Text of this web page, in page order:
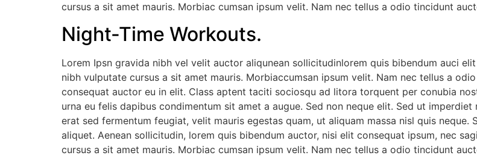
cursus a sit amet mauris. Morbiac cumsan ipsum velit. Nam nec tellus a odio tincidunt
Night-Time Workouts.
Lorem Ipsn gravida nibh vel velit auctor aliqunean sollicitudinlorem quis bibendum auci
nibh vulputate cursus a sit amet mauris. Morbiaccumsan ipsum velit. Nam nec tellus a
consequat auctor eu in elit. Class aptent taciti sociosqu ad litora torquent per conubia
urna eu felis dapibus condimentum sit amet a augue. Sed non neque elit. Sed ut
erat sed fermentum feugiat, velit mauris egestas quam, ut aliquam massa nisl quis
aliquet. Aenean sollicitudin, lorem quis bibendum auctor, nisi elit consequat ipsum, nec
cursus a sit amet mauris. Morbiac cumsan ipsum velit. Nam nec tellus a odio tincidunt